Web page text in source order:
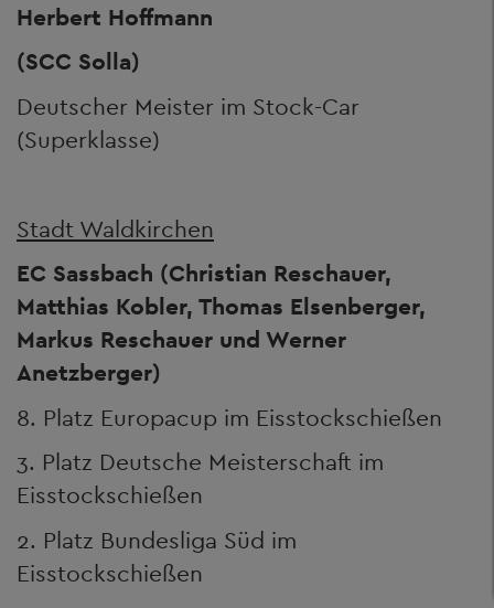
Herbert Hoffmann
(SCC Solla)
Deutscher Meister im Stock-Car
(Superklasse)
Stadt Waldkirchen
EC Sassbach (Christian Reschauer,
Matthias Kobler, Thomas Elsenberger,
Markus Reschauer und Werner
Anetzberger)
8. Platz Europacup im Eisstockschießen
3. Platz Deutsche Meisterschaft im
Eisstockschießen
2. Platz Bundesliga Süd im
Eisstockschießen